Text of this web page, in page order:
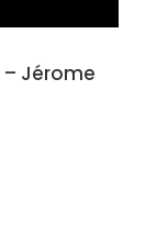
– Jérome